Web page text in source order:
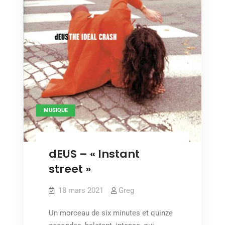
MUSIQUE
dEUS – « Instant
street »
18 mars 2021 Greg
Un morceau de six minutes et quinze